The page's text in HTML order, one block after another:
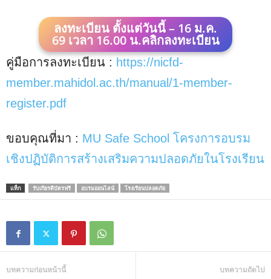
ลงทะเบียน ตั้งแต่วันนี้ – 16 ม.ค.
69 เวลา 16.00 น.คลิกลงทะเบียน
คู่มือการลงทะเบียน : https://nicfd-
member.mahidol.ac.th/manual/1-member-
register.pdf
ขอบคุณที่มา : MU Safe School โครงการอบรม
เชิงปฏิบัติการสร้างเสริมความปลอดภัยในโรงเรียน
แท็ก รับเกียรติบัตรฟรี อบรมออนไลน์ โรงเรียนปลอดภัย
บทความก่อนหน้านี้ บทความถัดไป